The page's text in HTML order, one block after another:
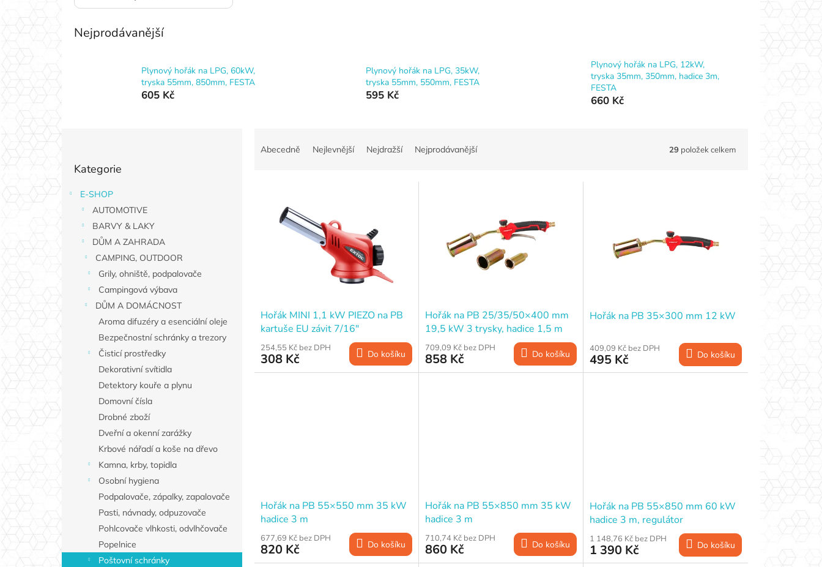
Nejprodávanější
Plynový hořák na LPG, 60kW,
tryska 55mm, 850mm, FESTA
605 Kč
Plynový hořák na LPG, 35kW,
tryska 55mm, 550mm, FESTA
595 Kč
Plynový hořák na LPG, 12kW,
tryska 35mm, 350mm, hadice 3m,
FESTA
660 Kč
P
o
n
l
kategorie
Kategorie
E-SHOP
AUTOMOTIVE
BARVY & LAKY
DŮM A ZAHRADA
CAMPING, OUTDOOR
Grily, ohniště, podpalovače
Campingová výbava
DŮM A DOMÁCNOST
Aroma difuzéry a esenciální oleje
Bezpečnostní schránky a trezory
Čisticí prostředky
Dekorativní svítidla
Detektory kouře a plynu
Domovní čísla
Drobné zboží
Dveřní a okenní zarážky
Krbové nářadí a koše na dřevo
Kamna, krby, topidla
Osobní hygiena
Podpalovače, zápalky, zapalovače
Pasti, návnady, odpuzovače
Pohlcovače vlhkosti, odvlhčovače
Popelnice
Poštovní schránky
Abecedně Nejlevnější Nejdražší Nejprodávanější 29 položek celkem
Hořák MINI 1,1 kW PIEZO na PB
kartuše EU závit 7/16"
254,55 Kč bez DPH
308 Kč Do košíku
Hořák na PB 25/35/50×400 mm
19,5 kW 3 trysky, hadice 1,5 m
709,09 Kč bez DPH
858 Kč Do košíku
Hořák na PB 35×300 mm 12 kW
409,09 Kč bez DPH
495 Kč Do košíku
Hořák na PB 55×550 mm 35 kW
hadice 3 m
677,69 Kč bez DPH
820 Kč Do košíku
Hořák na PB 55×850 mm 35 kW
hadice 3 m
710,74 Kč bez DPH
860 Kč Do košíku
Hořák na PB 55×850 mm 60 kW
hadice 3 m, regulátor
1 148,76 Kč bez DPH
1 390 Kč Do košíku